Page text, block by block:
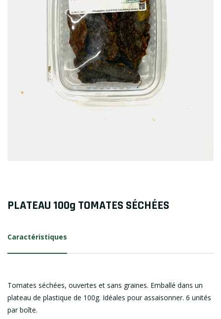
PLATEAU 100g TOMATES SÉCHÉES
Caractéristiques
Tomates séchées, ouvertes et sans graines. Emballé dans un
plateau de plastique de 100g. Idéales pour assaisonner. 6 unités
par boîte.